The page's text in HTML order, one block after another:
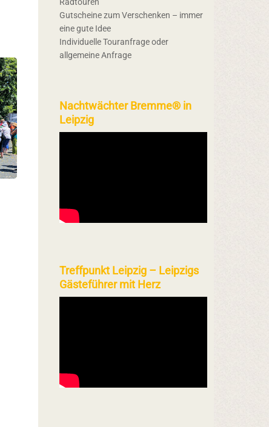
Radtouren
Gutscheine zum Verschenken – immer
eine gute Idee
Individuelle Touranfrage oder
allgemeine Anfrage
Nachtwächter Bremme® in
Leipzig
Treffpunkt Leipzig – Leipzigs
Gästeführer mit Herz